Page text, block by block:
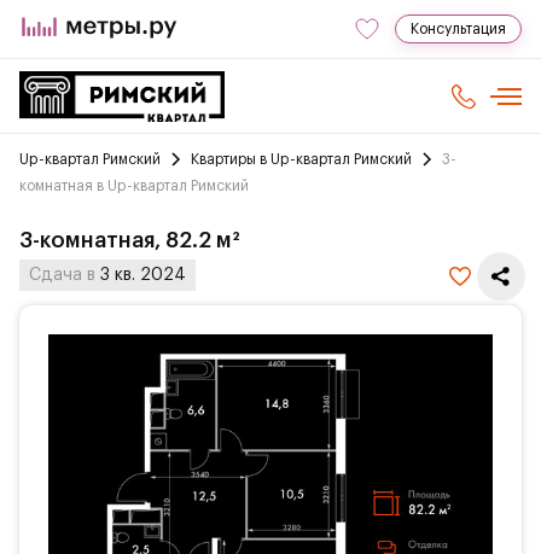
Консультация
Up-квартал Римский Квартиры в Up-квартал Римский
3-
комнатная в Up-квартал Римский
3-комнатная, 82.2 м²
Сдача в 3 кв. 2024